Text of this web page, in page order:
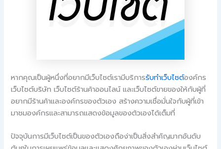
หากคุณเป็นผู้หนึ่งที่อยากมีเว็บไซต์เรามีบริการรับทำเว็บไซต์องค์กร
เว็บไซต์บริษัท เว็บไซต์ร้านค้าออนไลน์ และเว็บไซต์ขายของให้กับผู้ที่
อยากมีร้านค้าและองค์กรของตัวเอง สร้างความเชื่อมั่นใจกับผู้ที่เข้า
มาชมองค์กรและสามารถแสดงข้อมูลของต้วเองได้เต็มที่
ปัจจุบันการมีเว็บไซต์เป็นของตัวเองถือง่าเป็นสิ่งสำคัญมากอันดับ